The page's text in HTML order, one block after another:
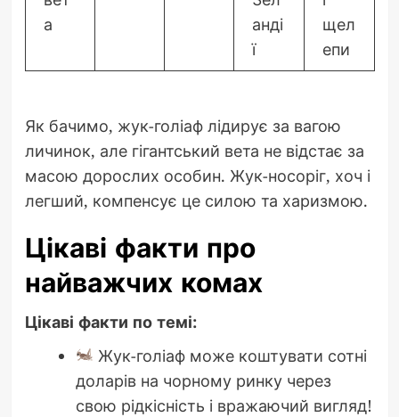
а
анді
ї
щел
епи
Як бачимо, жук-голіаф лідирує за вагою
личинок, але гігантський вета не відстає за
масою дорослих особин. Жук-носоріг, хоч і
легший, компенсує це силою та харизмою.
Цікаві факти про
найважчих комах
Цікаві факти по темі:
Жук-голіаф може коштувати сотні
доларів на чорному ринку через
свою рідкісність і вражаючий вигляд!